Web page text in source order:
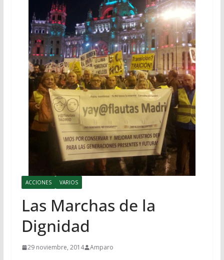
ACCIONES VARIOS
Las Marchas de la
Dignidad
29 noviembre, 2014 Amparo